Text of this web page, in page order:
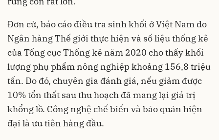
Đơn cử, báo cáo điều tra sinh khối ở Việt Nam do
Ngân hàng Thế giới thực hiện và số liệu thống kê
của Tổng cục Thống kê năm 2020 cho thấy khối
lượng phụ phẩm nông nghiệp khoảng 156,8 triệu
tấn. Do đó, chuyên gia đánh giá, nếu giảm được
10% tổn thất sau thu hoạch đã mang lại giá trị
khổng lồ. Công nghệ chế biến và bảo quản hiện
đại là ưu tiên hàng đầu.